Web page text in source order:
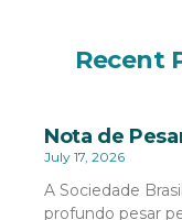
Recent
Nota de
July 17, 2026
A Sociedade
profundo pesar